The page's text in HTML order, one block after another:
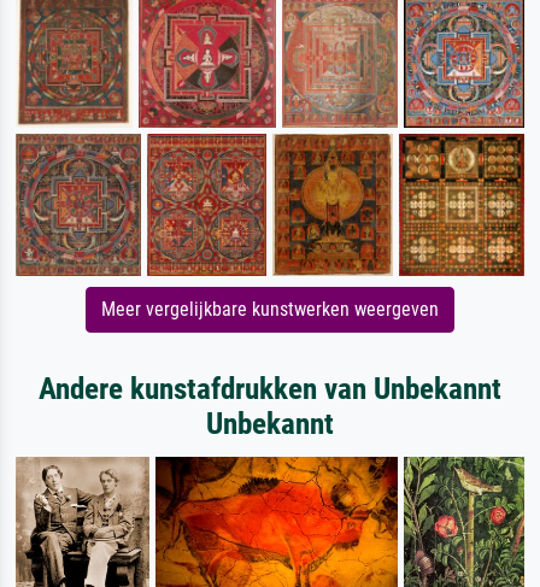
Meer vergelijkbare kunstwerken weergeven
Andere kunstafdrukken van Unbekannt
Unbekannt